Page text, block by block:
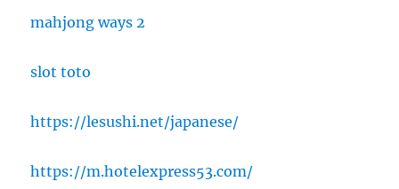
mahjong ways 2
slot toto
https://lesushi.net/japanese/
https://m.hotelexpress53.com/